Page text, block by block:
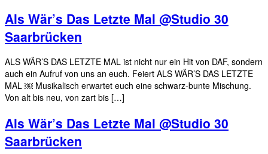
Als Wär’s Das Letzte Mal @Studio 30
Saarbrücken
ALS WÄR’S DAS LETZTE MAL ist nicht nur ein Hit von DAF, sondern
auch ein Aufruf von uns an euch. Feiert ALS WÄR’S DAS LETZTE
MAL ￼ Musikalisch erwartet euch eine schwarz-bunte Mischung.
Von alt bis neu, von zart bis […]
Als Wär’s Das Letzte Mal @Studio 30
Saarbrücken